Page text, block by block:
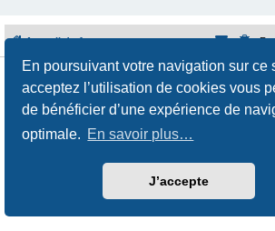
En poursuivant votre navigation sur ce
acceptez l’utilisation de cookies vous
de bénéficier d’une expérience de
optimale. En savoir plus…
J’accepte
Accueil du forum
Développé par phpBB ® Forum Software ©
Traduction française officielle©
Stylejeremiemeunierpar ©Fred